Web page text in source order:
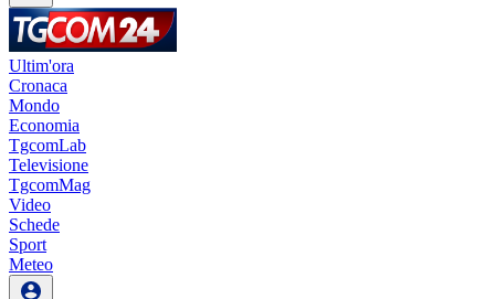
Ultim'ora
Cronaca
Mondo
Economia
TgcomLab
Televisione
TgcomMag
Video
Schede
Sport
Meteo